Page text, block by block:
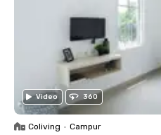
Video 360
Coliving • Campur